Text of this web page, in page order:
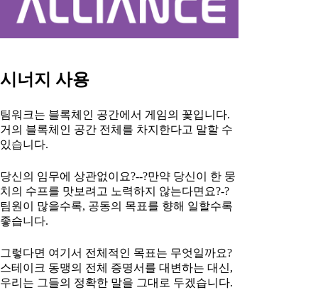
시너지 사용
팀워크는 블록체인 공간에서 게임의 꽃입니다.
거의 블록체인 공간 전체를 차지한다고 말할 수
있습니다.
당신의 임무에 상관없이요?--?만약 당신이 한 뭉
치의 수프를 맛보려고 노력하지 않는다면요?-?
팀원이 많을수록, 공동의 목표를 향해 일할수록
좋습니다.
그렇다면 여기서 전체적인 목표는 무엇일까요?
스테이크 동맹의 전체 증명서를 대변하는 대신,
우리는 그들의 정확한 말을 그대로 두겠습니다.